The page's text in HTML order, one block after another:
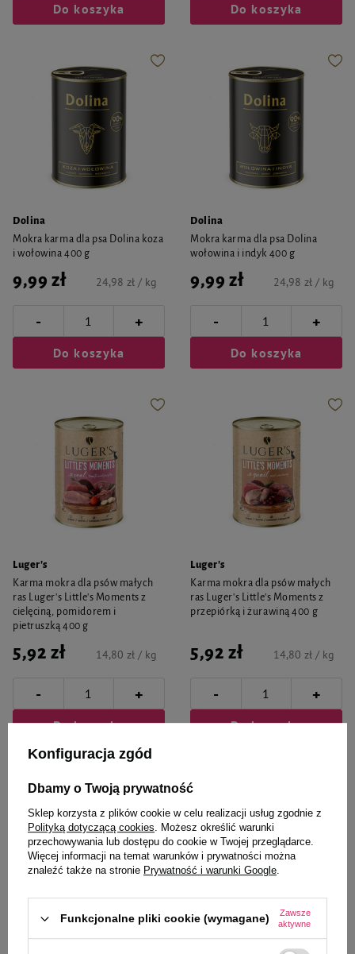
Do koszyka Do koszyka
Dolina
Mokra karma dla psa Dolina koza
i wołowina 400 g
9,99 zł 24,98 zł / kg
- +
Do koszyka
Dolina
Mokra karma dla psa Dolina
wołowina i indyk 400 g
9,99 zł 24,98 zł / kg
- +
Do koszyka
Luger's
Karma mokra dla psów małych
ras Luger's Little's Moments z
cielęciną, pomidorem i
pietruszką 400 g
5,92 zł 14,80 zł / kg
- +
Do koszyka
Luger's
Karma mokra dla psów małych
ras Luger's Little's Moments z
przepiórką i żurawiną 400 g
5,92 zł 14,80 zł / kg
- +
Do koszyka
Luger's
Luger's
Konfiguracja zgód
Dbamy o Twoją prywatność
Sklep korzysta z plików cookie w celu realizacji usług zgodnie z
Polityką dotyczącą cookies. Możesz określić warunki
przechowywania lub dostępu do cookie w Twojej przeglądarce.
Więcej informacji na temat warunków i prywatności można
znaleźć także na stronie Prywatność i warunki Google.
Funkcjonalne pliki cookie (wymagane)
Zawsze
aktywne